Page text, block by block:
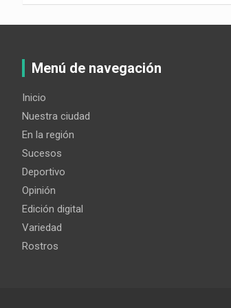
Menú de navegación
Inicio
Nuestra ciudad
En la región
Sucesos
Deportivo
Opinión
Edición digital
Variedad
Rostros